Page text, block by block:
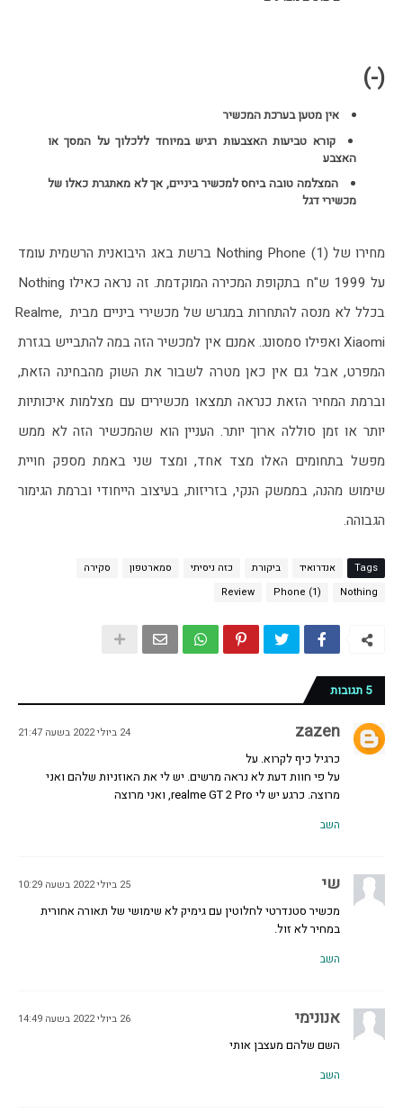
(-)
אין מטען בערכת המכשיר
קורא טביעות האצבעות רגיש במיוחד ללכלוך על המסך או
האצבע
המצלמה טובה ביחס למכשיר ביניים, אך לא מאתגרת כאלו של
מכשירי דגל
בכלל לא מנסה להתחרות במגרש של מכשירי ביניים מבית Realme,
הגבוהה.
Tags אנדרואיד ביקורת כזה ניסיתי סמארטפון
סקירה
Nothing
Phone (1)
Review
5 תגובות
zazen 24 ביולי 2022 בשעה 21:47
כרגיל כיף לקרוא. על
על פי חוות דעת לא נראה מרשים. יש לי את האוזניות שלהם ואני
מרוצה. כרגע יש לי realme GT 2 Pro, ואני מרוצה
השב
שי 25 ביולי 2022 בשעה 10:29
מכשיר סטנדרטי לחלוטין עם גימיק לא שימושי של תאורה אחורית
במחיר לא זול.
השב
אנונימי 26 ביולי 2022 בשעה 14:49
השם שלהם מעצבן אותי
השב